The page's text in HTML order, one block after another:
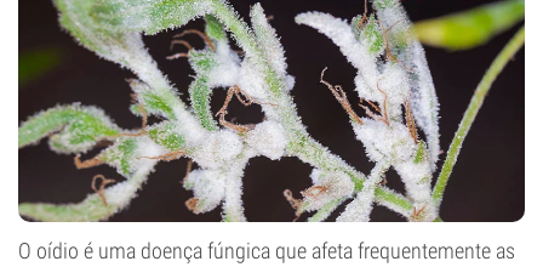
O oídio é uma doença fúngica que afeta frequentemente as